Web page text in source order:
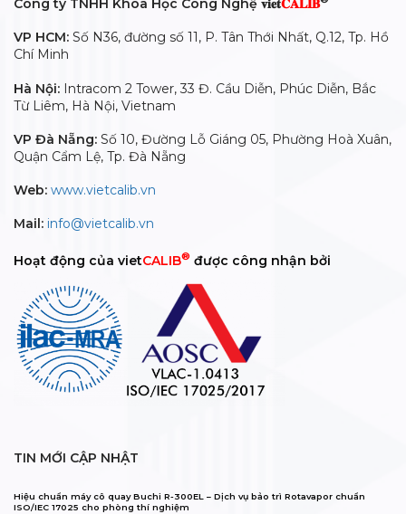
Công ty TNHH Khoa Học Công Nghệ 𝐯𝐢𝐞𝐭𝐂𝐀𝐋𝐈𝐁
VP HCM: Số N36, đường số 11, P. Tân Thới Nhất, Q.12, Tp. Hồ
Chí Minh
Hà Nội: Intracom 2 Tower, 33 Đ. Cầu Diễn, Phúc Diễn, Bắc
Từ Liêm, Hà Nội, Vietnam
VP Đà Nẵng: Số 10, Đường Lỗ Giáng 05, Phường Hoà Xuân,
Quận Cẩm Lệ, Tp. Đà Nẵng
Web: www.vietcalib.vn
Mail: info@vietcalib.vn
Hoạt động của vietCALIB® được công nhận bởi
TIN MỚI CẬP NHẬT
Hiệu chuẩn máy cô quay Buchi R-300EL – Dịch vụ bảo trì Rotavapor chuẩn
ISO/IEC 17025 cho phòng thí nghiệm